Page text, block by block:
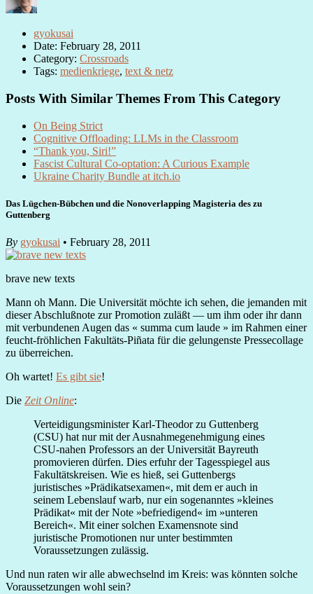
gyokusai
Date: February 28, 2011
Category: Crossroads
Tags: medienkriege, text & netz
Posts With Similar Themes From This Category
On Being Strict
Cognitive Offloading: LLMs in the Classroom
“Thank you, Siri!”
Fascist Cultural Co-optation: A Curious Example
Ukraine Charity Bundle at itch.io
Das Lügchen-Bübchen und die Nonoverlapping Magisteria des zu
Guttenberg
By gyokusai • February 28, 2011
brave new texts
Mann oh Mann. Die Universität möchte ich sehen, die jemanden mit
dieser Abschlußnote zur Promotion zuläßt — um ihm oder ihr dann
mit verbundenen Augen das « summa cum laude » im Rahmen einer
feucht-fröhlichen Fakultäts-Piñata für die gelungenste Pressecollage
zu überreichen.
Oh wartet! Es gibt sie!
Die Zeit Online:
Verteidigungsminister Karl-Theodor zu Guttenberg
(CSU) hat nur mit der Ausnahmegenehmigung eines
CSU-nahen Professors an der Universität Bayreuth
promovieren dürfen. Dies erfuhr der Tagesspiegel aus
Fakultätskreisen. Wie es hieß, sei Guttenbergs
juristisches »Prädikatsexamen«, mit dem er auch in
seinem Lebenslauf warb, nur ein sogenanntes »kleines
Prädikat« mit der Note »befriedigend« im »unteren
Bereich«. Mit einer solchen Examensnote sind
juristische Promotionen nur unter bestimmten
Voraussetzungen zulässig.
Und nun raten wir alle abwechselnd im Kreis: was könnten solche
Voraussetzungen wohl sein?